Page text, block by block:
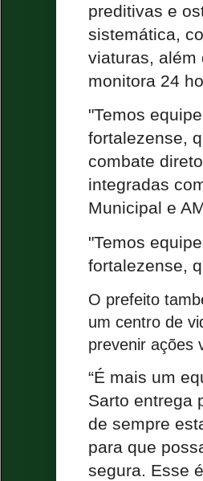
preditivas e
sistemática,
viaturas, além
monitora 24
"Temos
fortalezense,
combate
integradas
Municipal e
"Temos
fortalezense,
O prefeito
um centro de
prevenir ações
“É mais um
Sarto entrega
de sempre
para que
segura. Esse